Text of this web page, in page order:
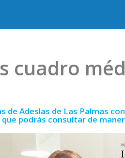
cuadro
de Adeslas de Las Palmas
que podrás consultar de